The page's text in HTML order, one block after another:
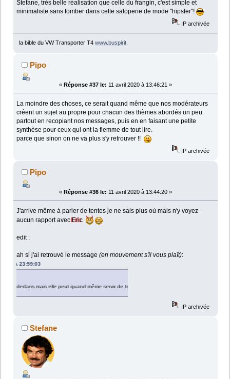
Stefane, très belle réalisation que celle du frangin, c'est simple et
minimaliste sans tomber dans cette saloperie de mode "hipster"!
IP archivée
la bible du VW Transporter T4 www.buspirit.
Pipo
« Réponse #37 le: 11 avril 2020 à 13:46:21 »
La moindre des choses, ce serait quand même que nos modérateurs
créent un sujet au propre pour chacun des thèmes abordés un peu
partout en recopiant nos messages, puis en en faisant une petite
synthèse pour ceux qui ont la flemme de tout lire.
parce que sinon on ne va plus s'y retrouver !!
IP archivée
Pipo
« Réponse #36 le: 11 avril 2020 à 13:44:20 »
J'arrive même à parler de tentes je ne sais plus où mais n'y voyez
aucun rapport avecEric
edit :
ah si j'ai retrouvé le message(en mouvement s'il vous plaît):
mais elle peut quand même servir de tente non ?
IP archivée
Stefane